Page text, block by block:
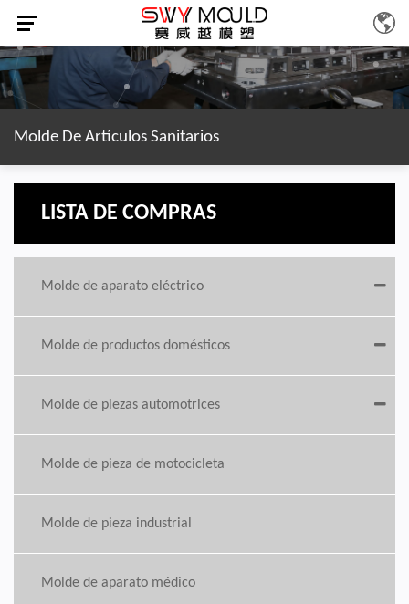
Molde De Artículos Sanitarios
LISTA DE COMPRAS
Molde de aparato eléctrico
Molde de productos domésticos
Molde de piezas automotrices
Molde de pieza de motocicleta
Molde de pieza industrial
Molde de aparato médico